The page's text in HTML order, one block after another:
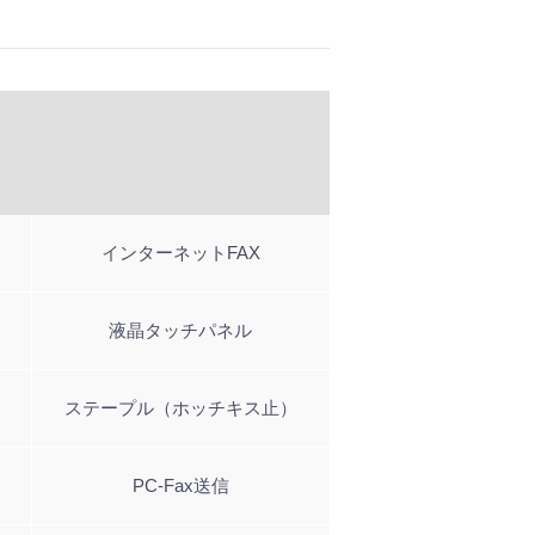
インターネットFAX
液晶タッチパネル
ステープル（ホッチキス止）
PC-Fax送信